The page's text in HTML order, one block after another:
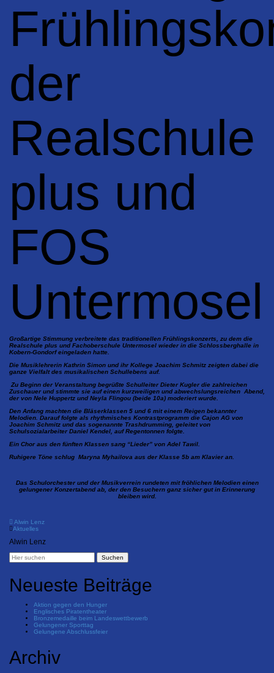
der
Realschule
plus und
FOS
Untermosel
Großartige Stimmung verbreitete das traditionellen Frühlingskonzerts, zu dem die
Realschule plus und Fachoberschule Untermosel wieder in die Schlossberghalle in
Kobern-Gondorf eingeladen hatte.
Die Musiklehrerin Kathrin Simon und ihr Kollege Joachim Schmitz zeigten dabei die
ganze Vielfalt des musikalischen Schullebens auf.
Zu Beginn der Veranstaltung begrüßte Schulleiter Dieter Kugler die zahlreichen
Zuschauer und stimmte sie auf einen kurzweiligen und abwechslungsreichen Abend,
der von Nele Huppertz und Neyla Flingou (beide 10a) moderiert wurde.
Den Anfang machten die Bläserklassen 5 und 6 mit einem Reigen bekannter
Melodien. Darauf folgte als rhythmisches Kontrastprogramm die Cajon AG von
Joachim Schmitz und das sogenannte Trashdrumming, geleitet von
Schulsozialarbeiter Daniel Kendel, auf Regentonnen folgte.
Ein Chor aus den fünften Klassen sang “Lieder” von Adel Tawil.
Ruhigere Töne schlug Maryna Myhailova aus der Klasse 5b am Klavier an.
Das Schulorchester und der Musikverrein rundeten mit fröhlichen Melodien einen
gelungener Konzertabend ab, der den Besuchern ganz sicher gut in Erinnerung
bleiben wird.
Alwin Lenz
Aktuelles
Alwin Lenz
Neueste Beiträge
Aktion gegen den Hunger
Englisches Piratentheater
Bronzemedaille beim Landeswettbewerb
Gelungener Sporttag
Gelungene Abschlussfeier
Archiv